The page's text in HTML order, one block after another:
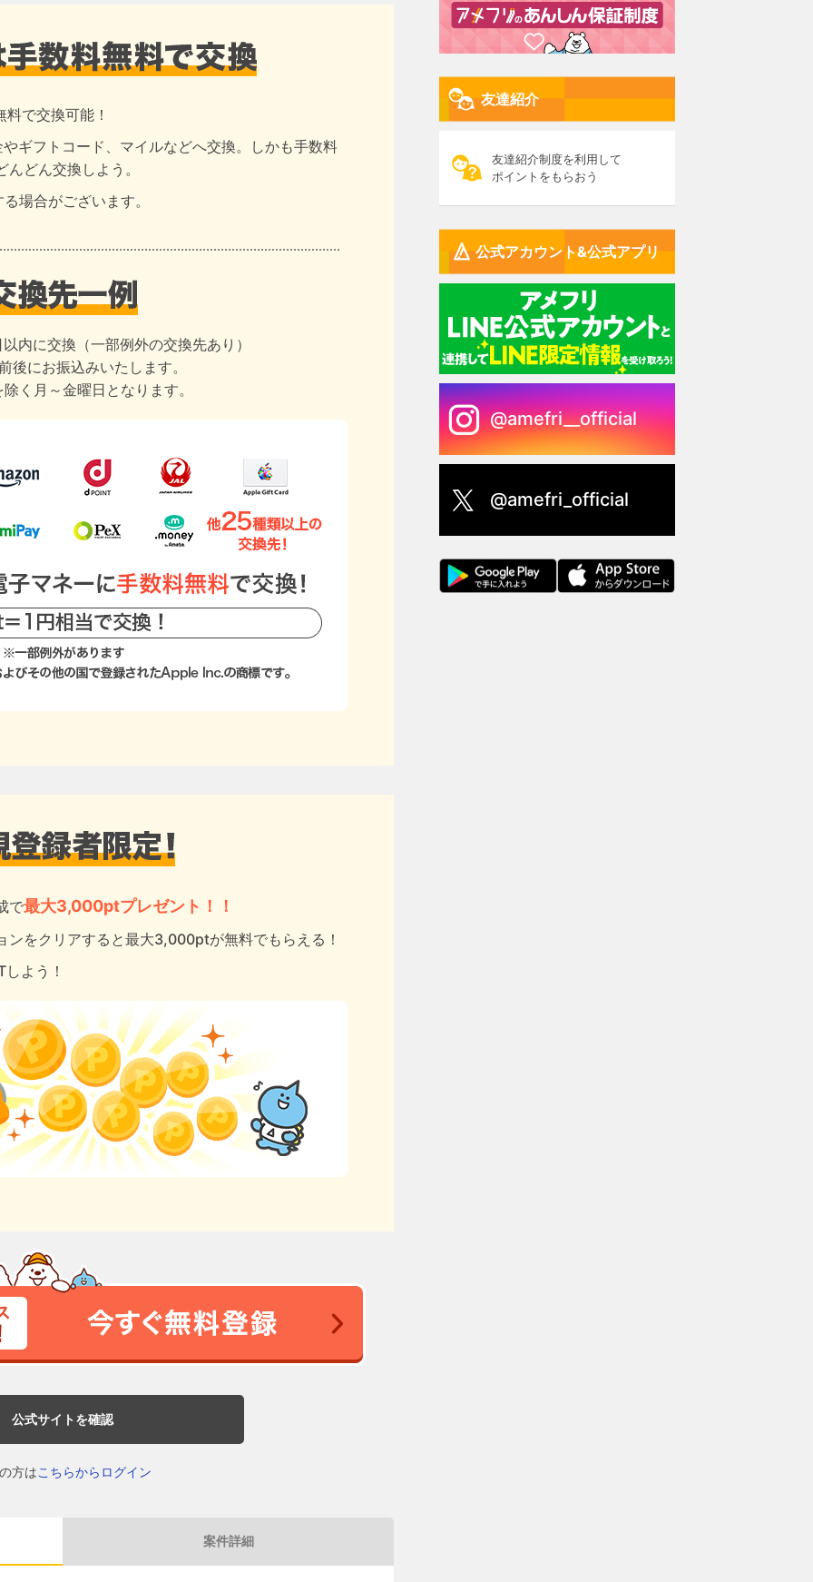
で交換可能！
ギフトコード、マイルなどへ交換。しかも手数料
どん交換しよう。
場合がございます。
内に交換（一部例外の交換先あり）
にお振込みいたします。
く月～金曜日となります。
で最大3,000ptプレゼント！！
ンをクリアすると最大3,000ptが無料でもらえる！
よう！
公式サイトを確認
方はこちらからログイン
案件詳細
友達紹介
友達紹介制度を利用して
ポイントをもらおう
公式アカウント&公式アプリ
@amefri__official
@amefri_official